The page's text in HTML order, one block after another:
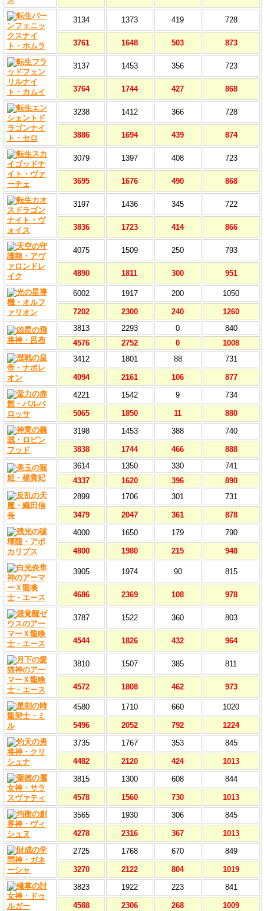
3134 1373 419 728
3761 1648 503 873
3137 1453 356 723
3764 1744 427 868
3238 1412 366 728
3886 1694 439 874
3079 1397 408 723
3695 1676 490 868
3197 1436 345 722
3836 1723 414 866
4075 1509 250 793
4890 1811 300 951
6002 1917 200 1050
7202 2300 240
1260
3813
2293 0
840
4576
2752 0
1008
3412
1801 88 731
4094 2161 106
877
4221
1542 9 734
5065 1850 11
880
3198
1453 388 740
3838 1744 466
888
3614
1350 330
741
4337
1620 396
890
2899
1706 301 731
3479 2047 361
878
4000
1650 179 790
4800 1980 215 948
3905 1974 90 815
4686 2369 108 978
3787 1522 360 803
4544 1826 432 964
3810 1507 385 811
4572 1808 462 973
4580 1710 660 1020
5496 2052 792
1224
3735
1767 353 845
4482 2120 424
1013
3815
1300 608 844
4578 1560 730
1013
3565
1930 306 845
4278 2316 367
1013
2725
1768 670 849
3270 2122 804
1019
3823
1922 223 841
4588 2306 268 1009